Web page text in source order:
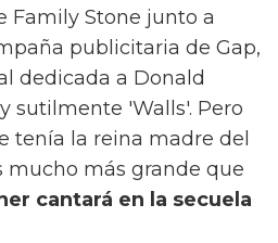
Family Stone junto a
publicitaria de Gap,
dedicada a Donald
sutilmente 'Walls'. Pero
tenía la reina madre del
mucho más grande que
cantará en la secuela